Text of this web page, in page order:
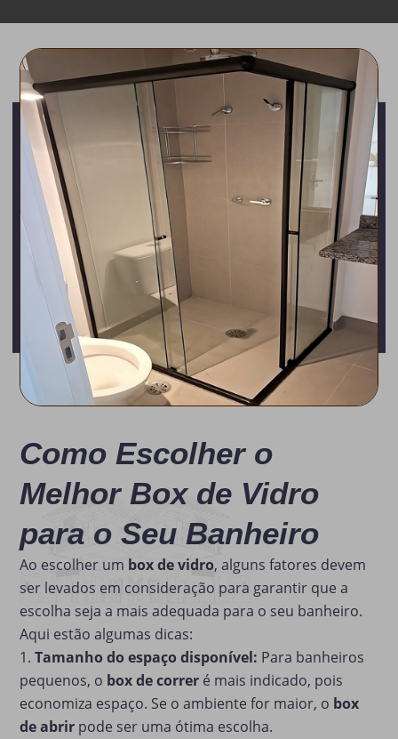
Como Escolher o
Melhor Box de Vidro
para o Seu Banheiro
Ao escolher um box de vidro, alguns fatores devem
ser levados em consideração para garantir que a
escolha seja a mais adequada para o seu banheiro.
Aqui estão algumas dicas:
Tamanho do espaço disponível: Para banheiros
pequenos, o box de correr é mais indicado, pois
economiza espaço. Se o ambiente for maior, o box
de abrir pode ser uma ótima escolha.